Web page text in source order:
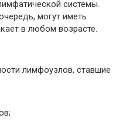
системы.
могут иметь
в любом возрасте.
лимфоузлов, ставшие